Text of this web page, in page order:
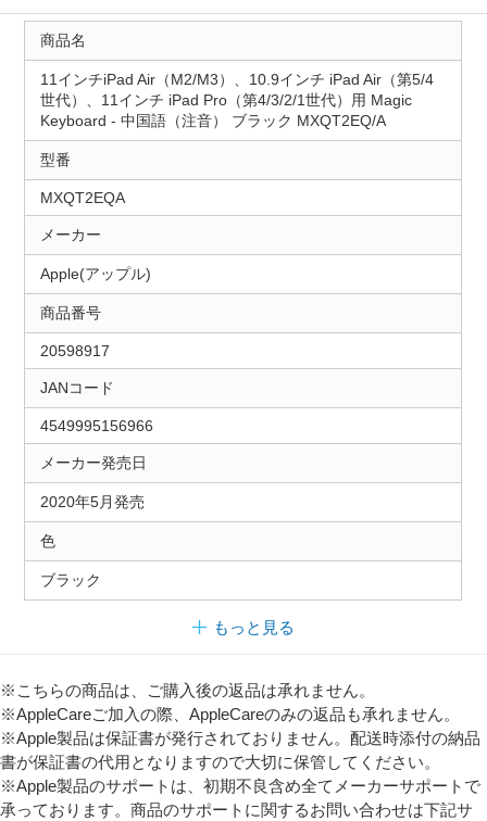
商品名
11インチiPad Air（M2/M3）、10.9インチ iPad Air（第5/4
世代）、11インチ iPad Pro（第4/3/2/1世代）用 Magic
Keyboard - 中国語（注音） ブラック MXQT2EQ/A
型番
MXQT2EQA
メーカー
Apple(アップル)
商品番号
20598917
JANコード
4549995156966
メーカー発売日
2020年5月発売
色
ブラック
もっと見る
※こちらの商品は、ご購入後の返品は承れません。
※AppleCareご加入の際、AppleCareのみの返品も承れません。
※Apple製品は保証書が発行されておりません。配送時添付の納品
書が保証書の代用となりますので大切に保管してください。
※Apple製品のサポートは、初期不良含め全てメーカーサポートで
承っております。商品のサポートに関するお問い合わせは下記サ